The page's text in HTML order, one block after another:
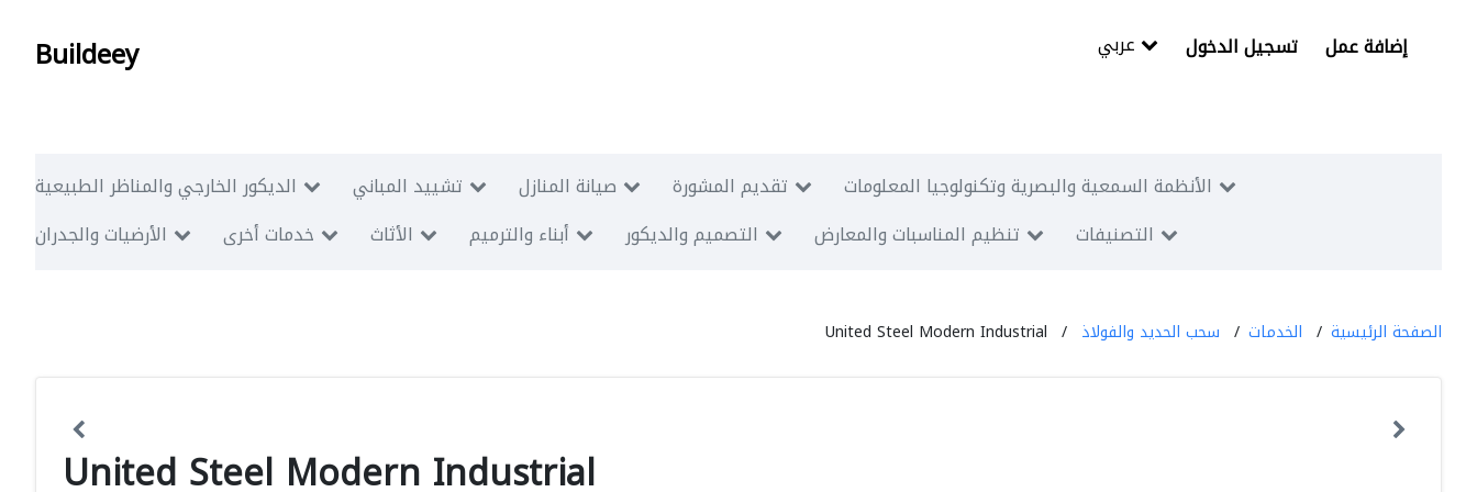
Buildeey تسجيل الدخول إضافة عمل
الديكور الخارجي والمناظر الطبيعية تشييد المباني صيانة المنازل تقديم المشورة
الأنظمة السمعية والبصرية وتكنولوجيا المعلومات
الأرضيات والجدران
خدمات أخرى الأثاث أبناء والترميم التصميم والديكور تنظيم المناسبات والمعارض التصنيفات
الصفحة الرئيسية الخدمات سحب الحديد والفولاذ United Steel Modern Industrial
United Steel Modern Industrial